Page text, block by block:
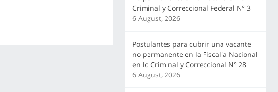
Criminal y Correccional Federal N° 3
6 August, 2026
Postulantes para cubrir una vacante
no permanente en la Fiscalía Nacional
en lo Criminal y Correccional N° 28
6 August, 2026